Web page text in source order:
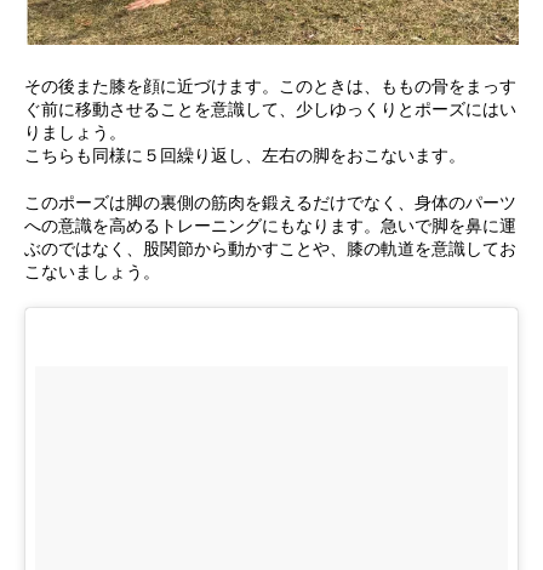
その後また膝を顔に近づけます。このときは、ももの骨をまっす
ぐ前に移動させることを意識して、少しゆっくりとポーズにはい
りましょう。
こちらも同様に５回繰り返し、左右の脚をおこないます。
このポーズは脚の裏側の筋肉を鍛えるだけでなく、身体のパーツ
への意識を高めるトレーニングにもなります。急いで脚を鼻に運
ぶのではなく、股関節から動かすことや、膝の軌道を意識してお
こないましょう。